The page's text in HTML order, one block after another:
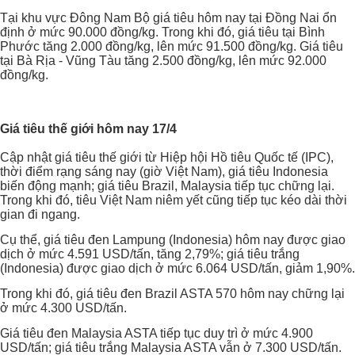
Tại khu vực Đông Nam Bộ giá tiêu hôm nay tại Đồng Nai ổn
định ở mức 90.000 đồng/kg. Trong khi đó, giá tiêu tại Bình
Phước tăng 2.000 đồng/kg, lên mức 91.500 đồng/kg. Giá tiêu
tại Bà Rịa - Vũng Tàu tăng 2.500 đồng/kg, lên mức 92.000
đồng/kg.
Giá tiêu thế giới hôm nay 17/4
Cập nhật giá tiêu thế giới từ Hiệp hội Hồ tiêu Quốc tế (IPC),
thời điểm rạng sáng nay (giờ Việt Nam), giá tiêu Indonesia
biến động mạnh; giá tiêu Brazil, Malaysia tiếp tục chững lại.
Trong khi đó, tiêu Việt Nam niêm yết cũng tiếp tục kéo dài thời
gian đi ngang.
Cụ thể, giá tiêu đen Lampung (Indonesia) hôm nay được giao
dịch ở mức 4.591 USD/tấn, tăng 2,79%; giá tiêu trắng
(Indonesia) được giao dịch ở mức 6.064 USD/tấn, giảm 1,90%.
Trong khi đó, giá tiêu đen Brazil ASTA 570 hôm nay chững lại
ở mức 4.300 USD/tấn.
Giá tiêu đen Malaysia ASTA tiếp tục duy trì ở mức 4.900
USD/tấn; giá tiêu trắng Malaysia ASTA vẫn ở 7.300 USD/tấn.